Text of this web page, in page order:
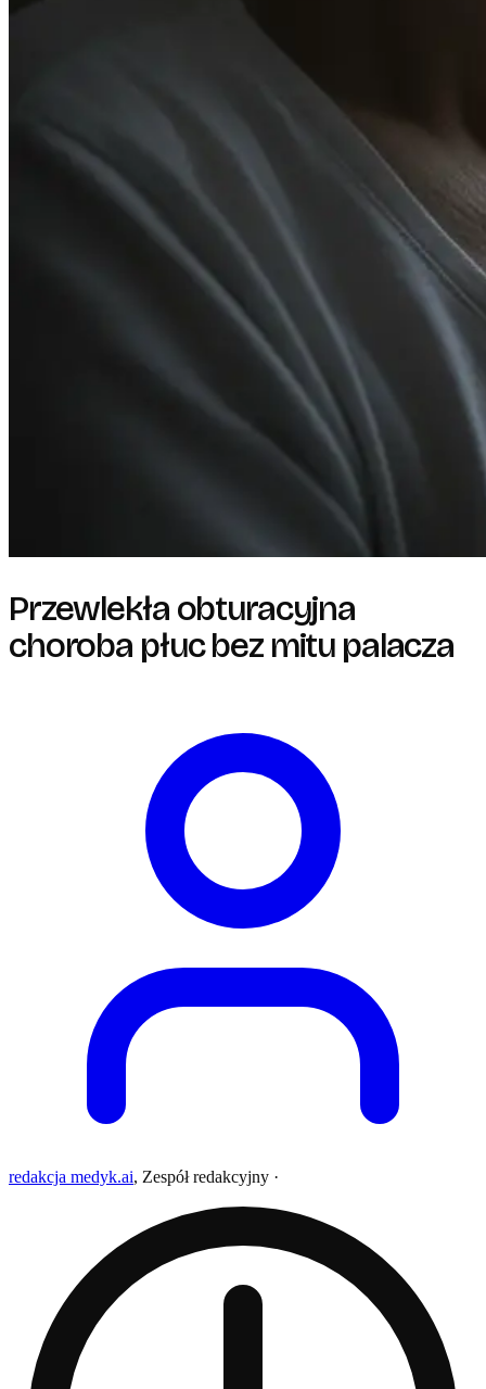
Przewlekła obturacyjna
choroba płuc bez mitu palacza
redakcja medyk.ai, Zespół redakcyjny ·